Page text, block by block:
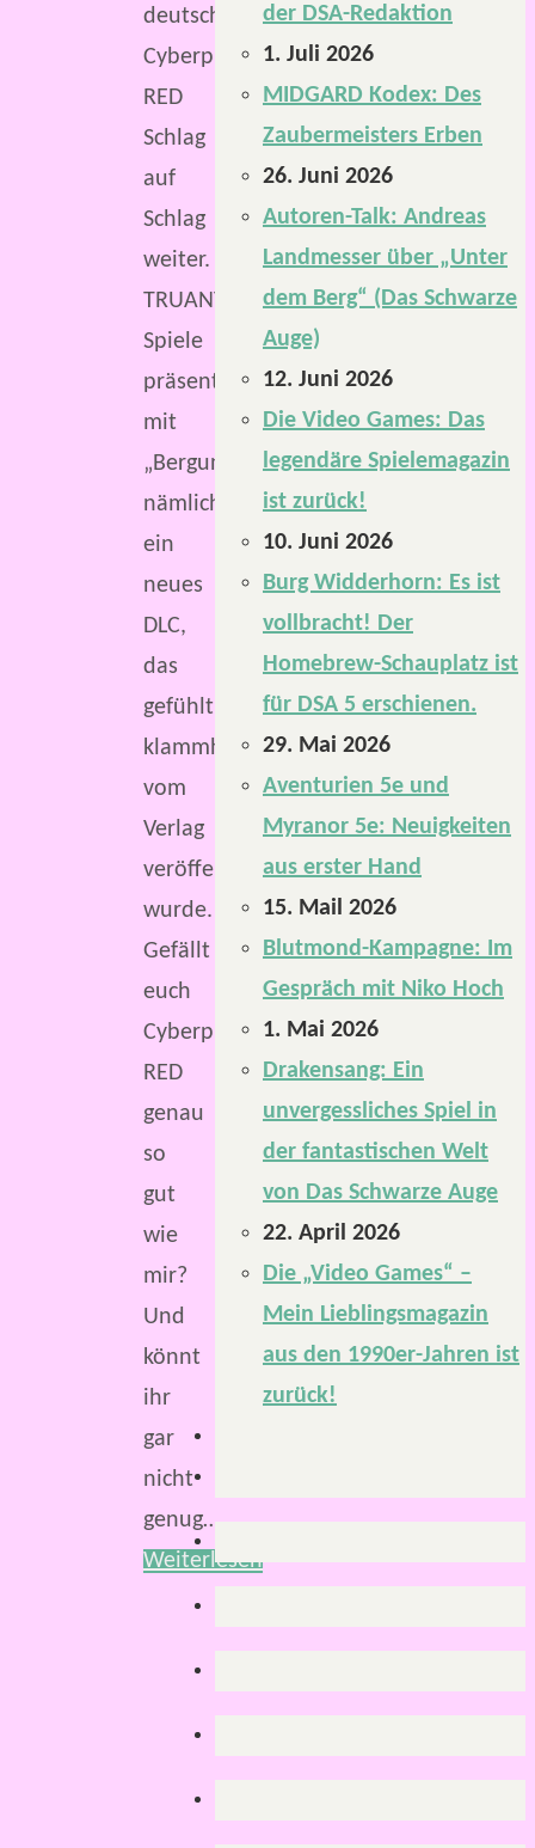
deutschsprachigen
Cyberpunk
RED
Schlag
auf
Schlag
weiter.
TRUANT
Spiele
präsentiert
mit
„Bergung“
nämlich
ein
neues
DLC,
das
gefühlt
klammheimlich
vom
Verlag
veröffentlicht
wurde.
Gefällt
euch
Cyberpunk
RED
genau
so
gut
wie
mir?
Und
könnt
ihr
gar
nicht
genug…
Weiterlesen
der DSA-Redaktion
1. Juli 2026
MIDGARD Kodex: Des
Zaubermeisters Erben
26. Juni 2026
Autoren-Talk: Andreas
Landmesser über „Unter
dem Berg“ (Das Schwarze
Auge)
12. Juni 2026
Die Video Games: Das
legendäre Spielemagazin
ist zurück!
10. Juni 2026
Burg Widderhorn: Es ist
vollbracht! Der
Homebrew-Schauplatz ist
für DSA 5 erschienen.
29. Mai 2026
Aventurien 5e und
Myranor 5e: Neuigkeiten
aus erster Hand
15. Mail 2026
Blutmond-Kampagne: Im
Gespräch mit Niko Hoch
1. Mai 2026
Drakensang: Ein
unvergessliches Spiel in
der fantastischen Welt
von Das Schwarze Auge
22. April 2026
Die „Video Games“ –
Mein Lieblingsmagazin
aus den 1990er-Jahren ist
zurück!